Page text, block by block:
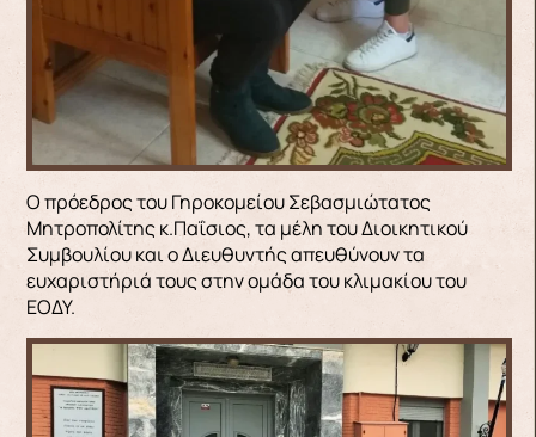
Ο πρόεδρος του Γηροκομείου Σεβασμιώτατος
Μητροπολίτης κ.Παΐσιος, τα μέλη του Διοικητικού
Συμβουλίου και ο Διευθυντής απευθύνουν τα
ευχαριστήριά τους στην ομάδα του κλιμακίου του
ΕΟΔΥ.